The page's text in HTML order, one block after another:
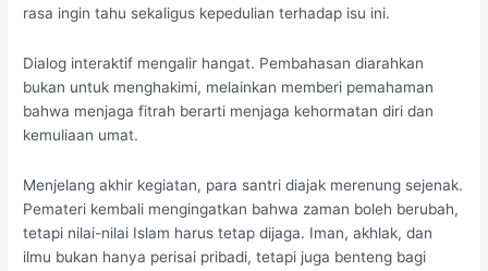
rasa ingin tahu sekaligus kepedulian terhadap isu ini.
Dialog interaktif mengalir hangat. Pembahasan diarahkan
bukan untuk menghakimi, melainkan memberi pemahaman
bahwa menjaga fitrah berarti menjaga kehormatan diri dan
kemuliaan umat.
Menjelang akhir kegiatan, para santri diajak merenung sejenak.
Pemateri kembali mengingatkan bahwa zaman boleh berubah,
tetapi nilai-nilai Islam harus tetap dijaga. Iman, akhlak, dan
ilmu bukan hanya perisai pribadi, tetapi juga benteng bagi